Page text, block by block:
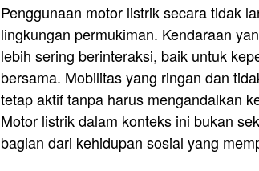
Penggunaan motor listrik secara tidak
lingkungan permukiman. Kendaraan
lebih sering berinteraksi, baik untuk
bersama. Mobilitas yang ringan dan
tetap aktif tanpa harus mengandalkan
Motor listrik dalam konteks ini bukan
bagian dari kehidupan sosial yang